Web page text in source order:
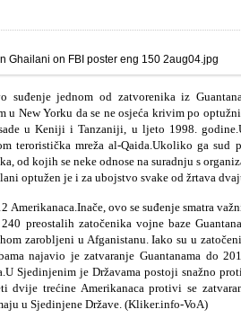
suđenje jednom od zatvorenika iz
u New Yorku da se ne osjeća krivim po
u Keniji i Tanzaniji, u ljeto 1998.
teroristička mreža al-Qaida.Ukoliko ga
od kojih se neke odnose na suradnju s
optužen je i za ubojstvo svake od žrtava
ovo se suđenje smatra
preostalih zatočenika vojne baze
zarobljeni u Afganistanu. Iako su u
najavio je zatvaranje Guantanama do
Sjedinjenim je Državama postoji snažno
dvije trećine Amerikanaca protivi se
u Sjedinjene Države. (Kliker.info-VoA)